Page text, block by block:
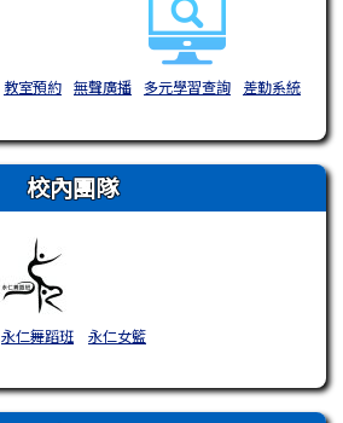
教室預約 無聲廣播 多元學習查詢 差勤系統
校內團隊
永仁舞蹈班 永仁女籃